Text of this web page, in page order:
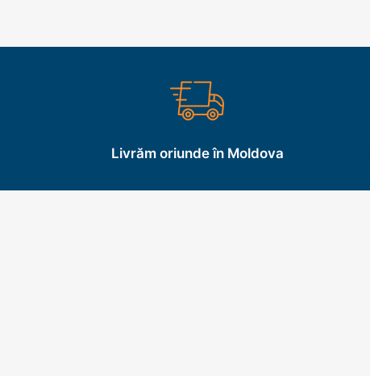
Livrăm oriunde în Moldova